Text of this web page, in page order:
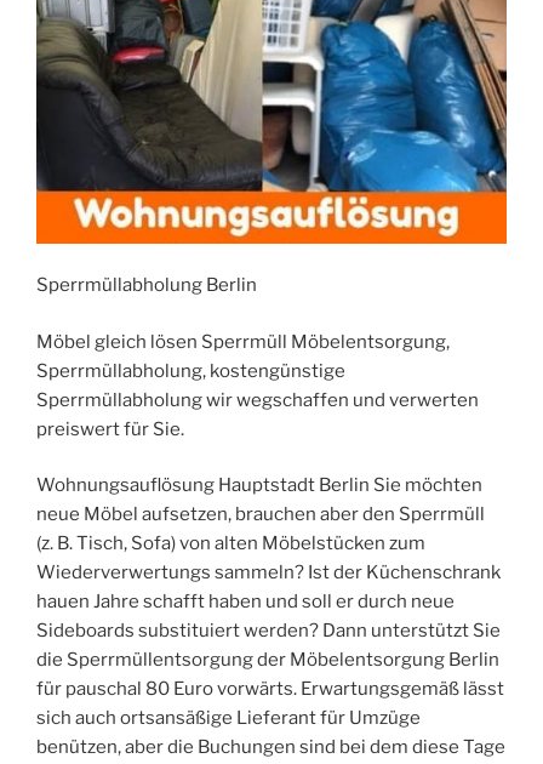
Sperrmüllabholung Berlin
Möbel gleich lösen Sperrmüll Möbelentsorgung,
Sperrmüllabholung, kostengünstige
Sperrmüllabholung wir wegschaffen und verwerten
preiswert für Sie.
Wohnungsauflösung Hauptstadt Berlin Sie möchten
neue Möbel aufsetzen, brauchen aber den Sperrmüll
(z. B. Tisch, Sofa) von alten Möbelstücken zum
Wiederverwertungs sammeln? Ist der Küchenschrank
hauen Jahre schafft haben und soll er durch neue
Sideboards substituiert werden? Dann unterstützt Sie
die Sperrmüllentsorgung der Möbelentsorgung Berlin
für pauschal 80 Euro vorwärts. Erwartungsgemäß lässt
sich auch ortsansäßige Lieferant für Umzüge
benützen, aber die Buchungen sind bei dem diese Tage